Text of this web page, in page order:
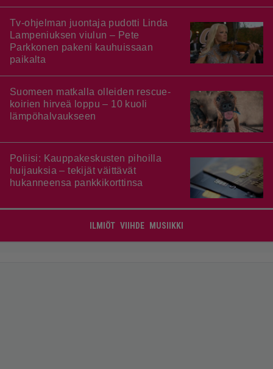
Tv-ohjelman juontaja pudotti Linda
Lampeniuksen viulun – Pete
Parkkonen pakeni kauhuissaan
paikalta
Suomeen matkalla olleiden rescue-
koirien hirveä loppu – 10 kuoli
lämpöhalvaukseen
Poliisi: Kauppakeskusten pihoilla
huijauksia – tekijät väittävät
hukanneensa pankkikorttinsa
ILMIÖT VIIHDE MUSIIKKI